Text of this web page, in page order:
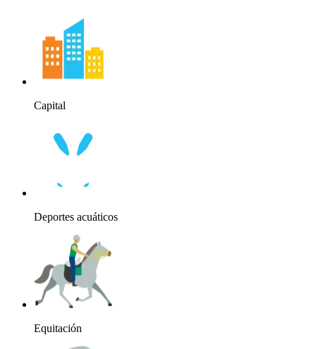
Capital
Deportes acuáticos
Equitación